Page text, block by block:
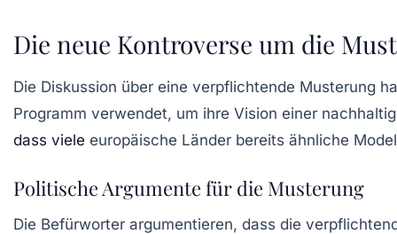
Die neue Kontroverse um die
Die Diskussion über eine verpflichtende Musterung
Programm verwendet, um ihre Vision einer
dass viele europäische Länder bereits ähnliche
Politische Argumente für die Musterung
Die Befürworter argumentieren, dass die